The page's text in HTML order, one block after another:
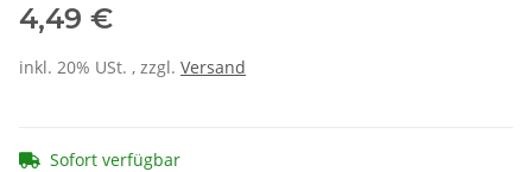
4,49 €
inkl. 20% USt. , zzgl. Versand
Sofort verfügbar